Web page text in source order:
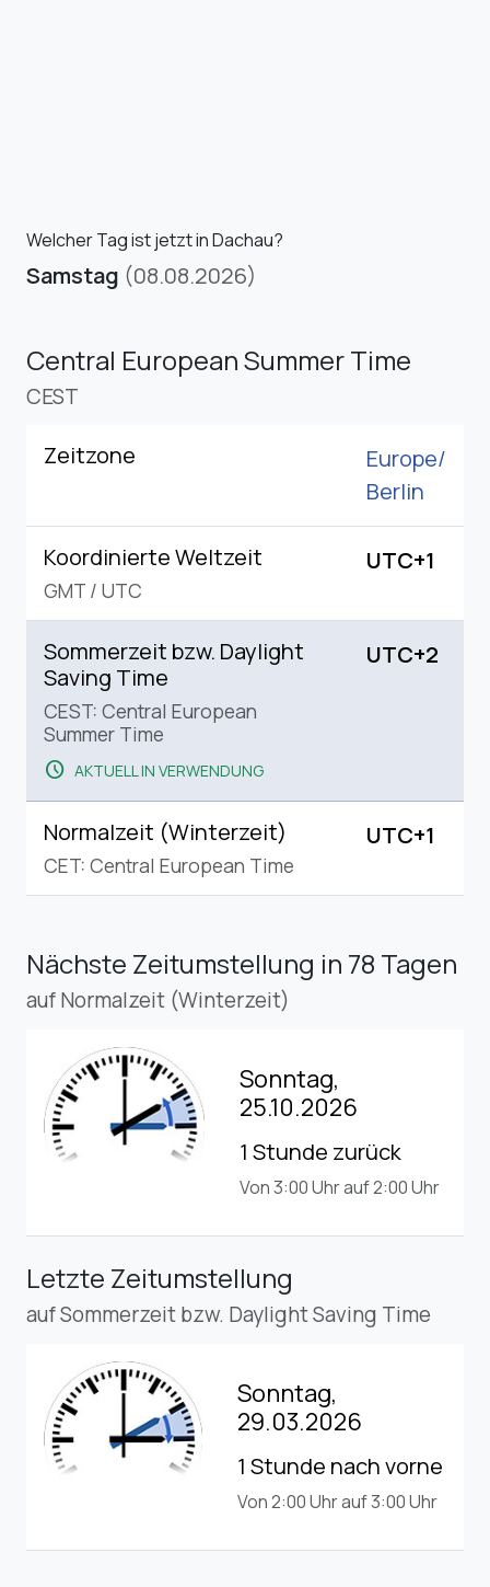
Welcher Tag ist jetzt in Dachau?
Samstag (08.08.2026)
Central European Summer Time
CEST
Zeitzone
Europe/
Berlin
Koordinierte Weltzeit
GMT / UTC
UTC+1
Sommerzeit bzw. Daylight
Saving Time
CEST: Central European
Summer Time
schedule AKTUELL IN VERWENDUNG
UTC+2
Normalzeit (Winterzeit)
CET: Central European Time
UTC+1
Nächste Zeitumstellung in 78 Tagen
auf Normalzeit (Winterzeit)
Sonntag,
25.10.2026
1 Stunde zurück
Von 3:00 Uhr auf 2:00 Uhr
Letzte Zeitumstellung
auf Sommerzeit bzw. Daylight Saving Time
Sonntag,
29.03.2026
1 Stunde nach vorne
Von 2:00 Uhr auf 3:00 Uhr